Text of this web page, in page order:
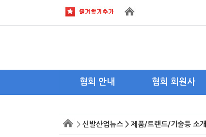
협회 안내
목적 및 연혁
협회 회원사
회원사
> 신발산업뉴스 > 제품/트랜드/기술등 소개